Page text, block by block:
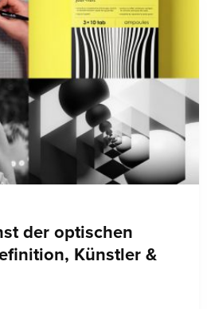
der optischen
Künstler &